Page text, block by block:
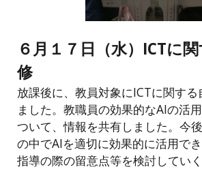
６月１７日（水）ICTに
修
放課後に、教員対象にICTに関す
ました。教職員の効果的なAIの活
ついて、情報を共有しました。今
の中でAIを適切に効果的に活用で
指導の際の留意点等を検討していく